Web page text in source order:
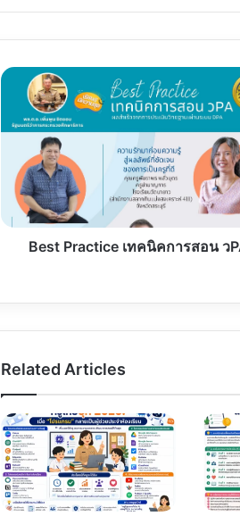
Best
Practice
เทคนิค
การ
วPA
Best Practice เทคนิคการสอน ว
Related Articles